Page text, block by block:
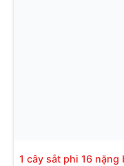
1 cây sắt phi 16